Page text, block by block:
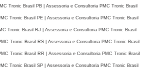
Tronic Brasil PB | Assessoria e Consultoria PMC Tronic Brasil
Tronic Brasil PE | Assessoria e Consultoria PMC Tronic Brasil
Tronic Brasil RJ | Assessoria e Consultoria PMC Tronic Brasil
Tronic Brasil RS | Assessoria e Consultoria PMC Tronic Brasil
Tronic Brasil RR | Assessoria e Consultoria PMC Tronic Brasil
Tronic Brasil SP | Assessoria e Consultoria PMC Tronic Brasil